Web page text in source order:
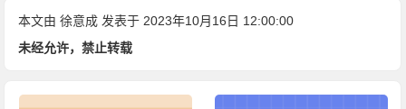
本文由徐意成 发表于 2023年10月16日 12:00:00
未经允许，禁止转载